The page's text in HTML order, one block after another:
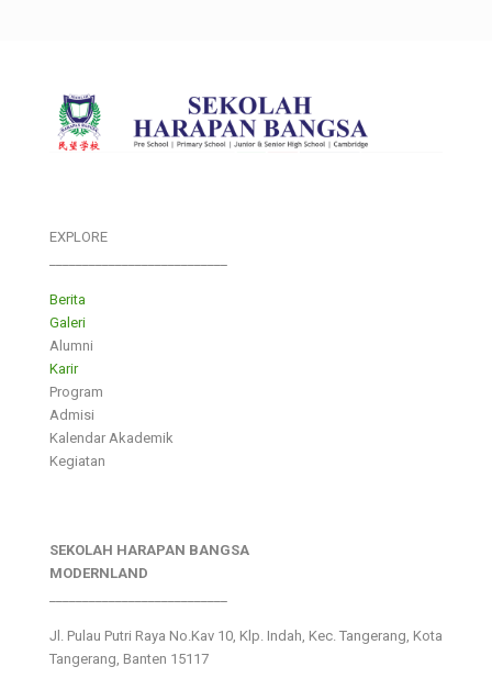
EXPLORE
Berita
Galeri
Alumni
Karir
Program
Admisi
Kalendar Akademik
Kegiatan
SEKOLAH HARAPAN BANGSA
MODERNLAND
Jl. Pulau Putri Raya No.Kav 10, Klp. Indah, Kec. Tangerang, Kota
Tangerang, Banten 15117